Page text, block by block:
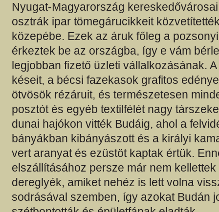
Nyugat-Magyarország
osztrák ipar tömegárucikkeit
közepébe. Ezek az áruk főleg a
érkeztek be az országba, így e vám
legjobban fizető üzleti vállalkozásának.
késeit, a bécsi fazekasok grafitos
ötvösök rézáruit, és természetesen
posztót és egyéb textilfélét nagy
dunai hajókon vitték Budáig, ahol a
bányákban kibányászott és a királyi
vert aranyat és ezüstöt kaptak értük.
elszállításához persze már nem kellettek
dereglyék, amiket nehéz is lett volna
sodrásával szemben, így azokat Budán